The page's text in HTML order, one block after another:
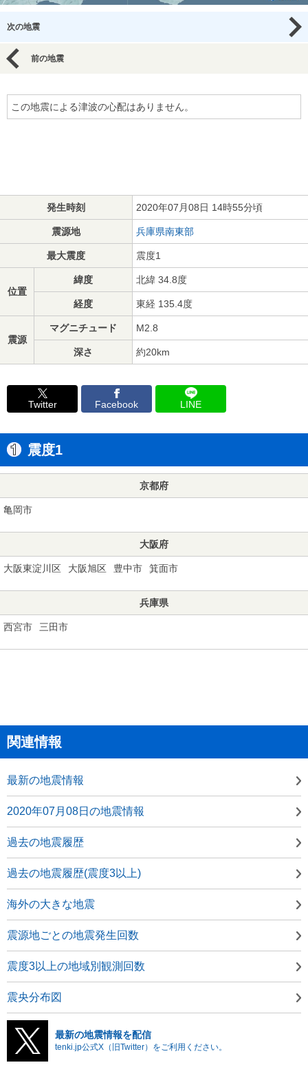
次の地震
前の地震
この地震による津波の心配はありません。
発生時刻 2020年07月08日 14時55分頃
震源地 兵庫県南東部
最大震度 震度1
位置
緯度 北緯 34.8度
経度 東経 135.4度
震源
マグニチュード M2.8
深さ 約20km
Twitter Facebook LINE
震度1
京都府
亀岡市
大阪府
大阪東淀川区 大阪旭区 豊中市 箕面市
兵庫県
西宮市 三田市
関連情報
最新の地震情報
2020年07月08日の地震情報
過去の地震履歴
過去の地震履歴(震度3以上)
海外の大きな地震
震源地ごとの地震発生回数
震度3以上の地域別観測回数
震央分布図
最新の地震情報を配信
tenki.jp公式X（旧Twitter）をご利用ください。